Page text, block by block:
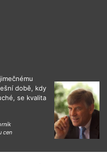
době, kdy
se kvalita
cen